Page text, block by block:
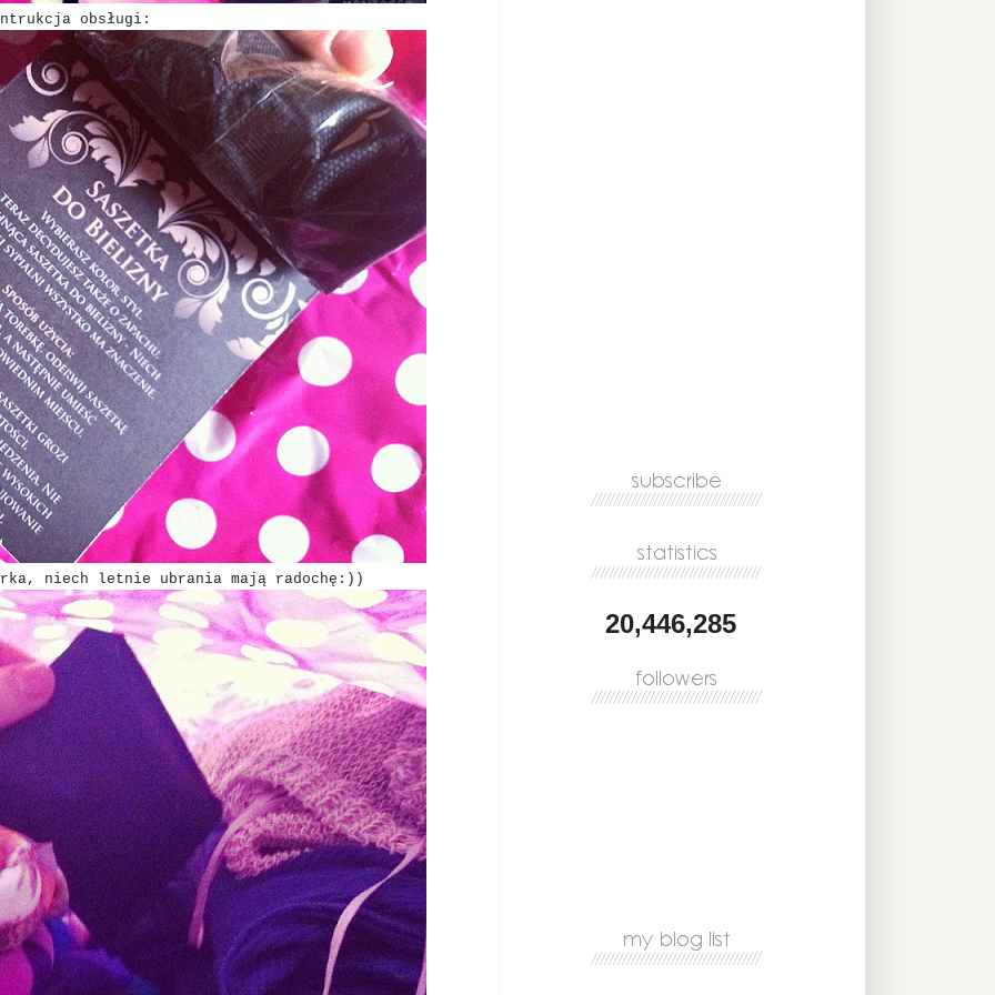
obsługi:
niech letnie ubrania mają radochę:))
20,446,285